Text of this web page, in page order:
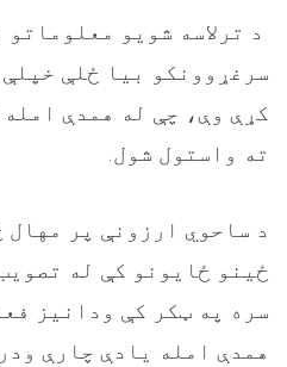
د ترلاسه شویو
سرغړوونکو بیا ځلې
کړې وې، چې له همدې
ته واستول شول.
د ساحوي ارزونې پر مهال
ځینو ځایونو کې له
سره په ټکر کې ودانیز
همدې امله یادې چارې